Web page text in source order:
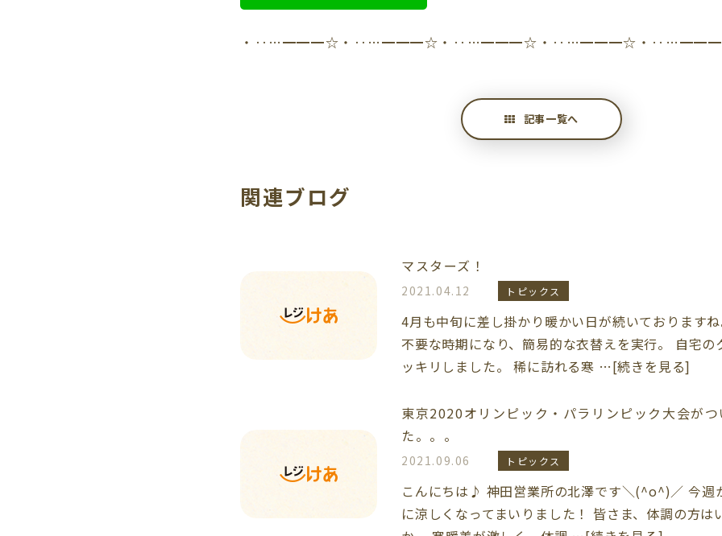
・‥…━━━☆・‥…━━━☆・‥…━━━☆・‥…━━━☆・
記事一覧へ
関連ブログ
マスターズ！
2021.04.12 トピックス
4月も中旬に差し掛かり暖かい日が続いております
不要な時期になり、簡易的な衣替えを実行。 自宅の
ッキリしました。 稀に訪れる寒 …[続きを見る]
東京2020オリンピック・パラリンピック大会が
た。。。
2021.09.06 トピックス
こんにちは♪ 神田営業所の北澤です＼(^o^)／ 今週
に涼しくなってまいりました！ 皆さま、体調の方は